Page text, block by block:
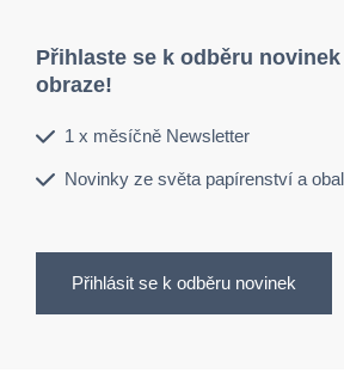
Přihlaste se k odběru
obraze!
1 x měsíčně Newsletter
Novinky ze světa papírenství a
Přihlásit se k odběru novinek